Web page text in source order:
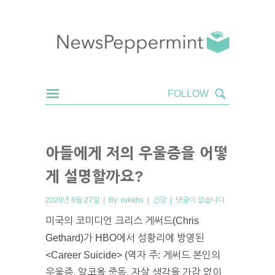
아들에게 저의 우울증을 어떻
게 설명할까요?
2020년 6월 27일 | By: rukahs | 건강 | 댓글이 없습니다
미국의 코미디언 크리스 게써드(Chris
Gethard)가 HBO에서 성황리에 방영된
<Career Suicide> (역자 주: 게써드 본인의
우울증, 알코올 중독, 자살 생각을 가감 없이